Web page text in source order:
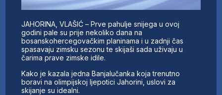
JAHORINA, VLAŠIĆ – Prve pahulje snijega u ovoj
godini pale su prije nekoliko dana na
bosanskohercegovačkim planinama i u zadnji čas
spasavaju zimsku sezonu te skijaši sada uživaju u
čarima prave zimske idile.
Kako je kazala jedna Banjalučanka koja trenutno
boravi na olimpijskoj ljepotici Jahorini, uslovi za
skijanje su idealni.